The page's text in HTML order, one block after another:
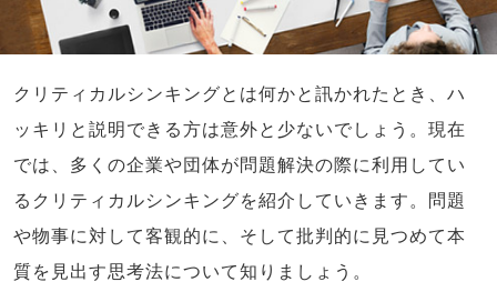
クリティカルシンキングとは何かと訊かれたとき、ハ
ッキリと説明できる方は意外と少ないでしょう。現在
では、多くの企業や団体が問題解決の際に利用してい
るクリティカルシンキングを紹介していきます。問題
や物事に対して客観的に、そして批判的に見つめて本
質を見出す思考法について知りましょう。